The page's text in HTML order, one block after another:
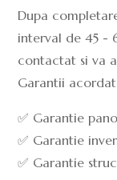
Dupa
interval de 45 -
contactat si va
Garantii
✅ Garantie
✅ Garantie
✅ Garantie